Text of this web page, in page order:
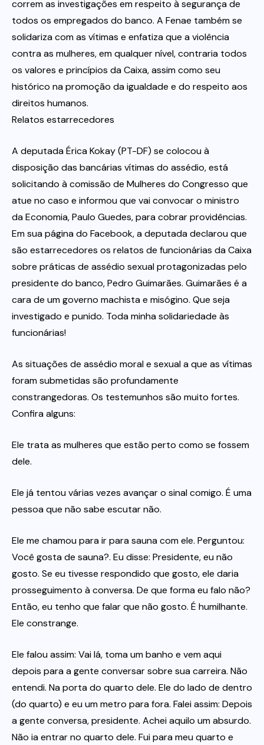
correm as investigações em respeito à segurança de
todos os empregados do banco. A Fenae também se
solidariza com as vítimas e enfatiza que a violência
contra as mulheres, em qualquer nível, contraria todos
os valores e princípios da Caixa, assim como seu
histórico na promoção da igualdade e do respeito aos
direitos humanos.
Relatos estarrecedores
A deputada Érica Kokay (PT-DF) se colocou à
disposição das bancárias vítimas do assédio, está
solicitando à comissão de Mulheres do Congresso que
atue no caso e informou que vai convocar o ministro
da Economia, Paulo Guedes, para cobrar providências.
Em sua página do Facebook, a deputada declarou que
são estarrecedores os relatos de funcionárias da Caixa
sobre práticas de assédio sexual protagonizadas pelo
presidente do banco, Pedro Guimarães. Guimarães é a
cara de um governo machista e misógino. Que seja
investigado e punido. Toda minha solidariedade às
funcionárias!
As situações de assédio moral e sexual a que as vítimas
foram submetidas são profundamente
constrangedoras. Os testemunhos são muito fortes.
Confira alguns:
Ele trata as mulheres que estão perto como se fossem
dele.
Ele já tentou várias vezes avançar o sinal comigo. É uma
pessoa que não sabe escutar não.
Ele me chamou para ir para sauna com ele. Perguntou:
Você gosta de sauna?. Eu disse: Presidente, eu não
gosto. Se eu tivesse respondido que gosto, ele daria
prosseguimento à conversa. De que forma eu falo não?
Então, eu tenho que falar que não gosto. É humilhante.
Ele constrange.
Ele falou assim: Vai lá, toma um banho e vem aqui
depois para a gente conversar sobre sua carreira. Não
entendi. Na porta do quarto dele. Ele do lado de dentro
(do quarto) e eu um metro para fora. Falei assim: Depois
a gente conversa, presidente. Achei aquilo um absurdo.
Não ia entrar no quarto dele. Fui para meu quarto e